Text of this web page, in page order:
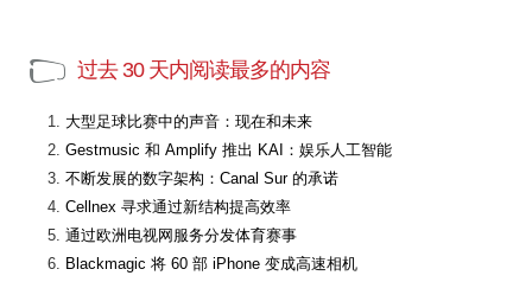
过去 30 天内阅读最多的内容
大型足球比赛中的声音：现在和未来
Gestmusic 和 Amplify 推出 KAI：娱乐人工智能
不断发展的数字架构：Canal Sur 的承诺
Cellnex 寻求通过新结构提高效率
通过欧洲电视网服务分发体育赛事
Blackmagic 将 60 部 iPhone 变成高速相机